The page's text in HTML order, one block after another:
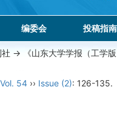
编委会 投稿指南
-> 《山东大学学报（工学版
Vol. 54 ›› Issue (2): 126-135.